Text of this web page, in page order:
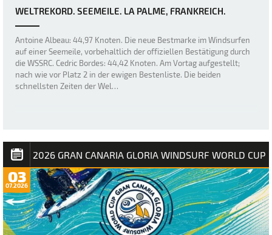
WELTREKORD. SEEMEILE. LA PALME, FRANKREICH.
Antoine Albeau: 44,97 Knoten. Die neue Bestmarke im Windsurfen
auf einer Seemeile, vorbehaltlich der offiziellen Bestätigung durch
die WSSRC. Cedric Bordes: 44,42 Knoten. Am Vortag aufgestellt;
nach wie vor Platz 2 in der ewigen Bestenliste. Die beiden
schnellsten Zeiten der Wel…
2026 GRAN CANARIA GLORIA WINDSURF WORLD CUP
03
07.2026